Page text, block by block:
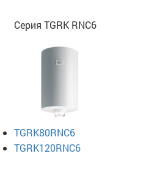
Серия TGRK RNC6
TGRK80RNC6
TGRK120RNC6